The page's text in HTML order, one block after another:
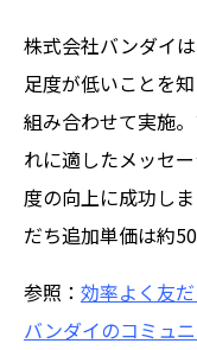
株式会社バンダイ
足度が低いことを
組み合わせて実施
れに適したメッセ
度の向上に成功し
だち追加単価は約
参照： 効率よく友
バンダイのコミュ